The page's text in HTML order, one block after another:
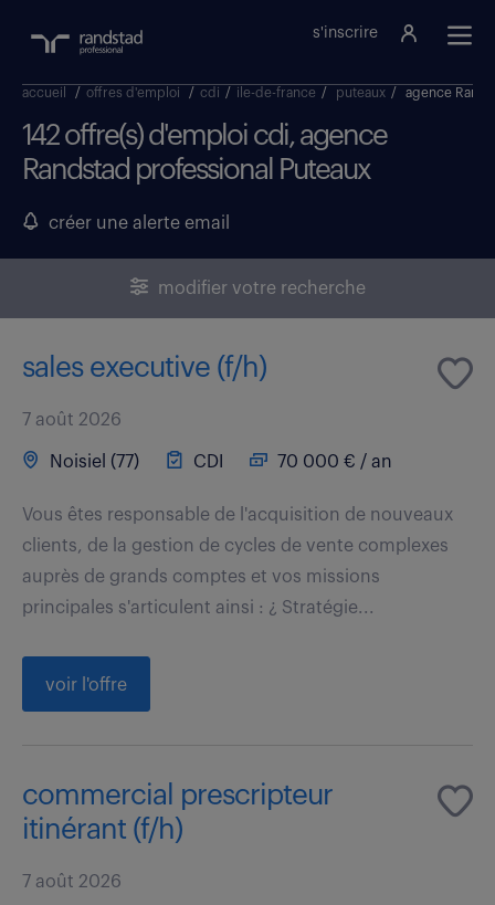
s'inscrire
accueil / offres d'emploi / cdi / ile-de-france / puteaux / agence
142 offre(s) d'emploi cdi, agence
Randstad professional Puteaux
créer une alerte email
modifier votre recherche
sales executive (f/h)
7 août 2026
Noisiel (77) CDI 70 000 € / an
Vous êtes responsable de l'acquisition de nouveaux
clients, de la gestion de cycles de vente complexes
auprès de grands comptes et vos missions
principales s'articulent ainsi : ¿ Stratégie...
voir l'offre
commercial prescripteur
itinérant (f/h)
7 août 2026